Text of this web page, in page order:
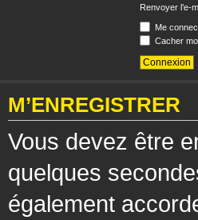
Renvoyer l’e-
Me
Cacher
M’ENREGISTRER
Vous devez être
quelques
également